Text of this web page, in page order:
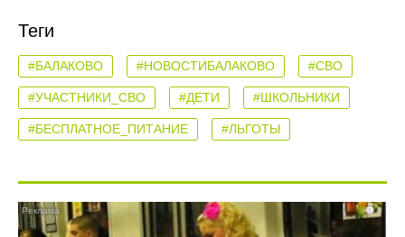
Теги
#БАЛАКОВО #НОВОСТИБАЛАКОВО #СВО
#УЧАСТНИКИ_СВО #ДЕТИ #ШКОЛЬНИКИ
#БЕСПЛАТНОЕ_ПИТАНИЕ #ЛЬГОТЫ
i